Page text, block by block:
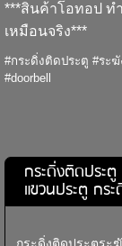
***สินค้าโอทอป ท
เหมือนจริง***
#กระดิ่งติดประตู #ระฆั
#doorbell
กระดิ่งติดประ
แขวนประตู กร